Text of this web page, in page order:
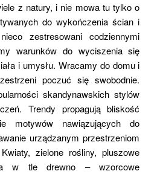
z natury, i nie mowa tu tylko o
do wykończenia ścian i
zestresowani codziennymi
warunków do wyciszenia się
i umysłu. Wracamy do domu i
poczuć się swobodnie.
skandynawskich stylów
Trendy propagują bliskość
motywów nawiązujących do
urządzanym przestrzeniom
zielone rośliny, pluszowe
w tle drewno – wzorcowe